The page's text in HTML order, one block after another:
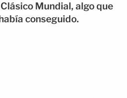
Mundial, algo que
conseguido.